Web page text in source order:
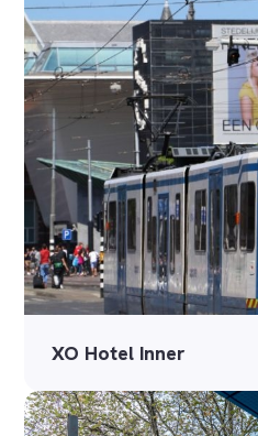
XO Hotel Inner